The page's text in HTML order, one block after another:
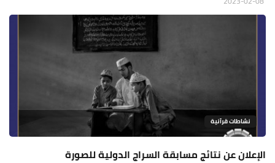
نشاطات قرآنية
الإعلان عن نتائج مسابقة السراج الدولية للصورة